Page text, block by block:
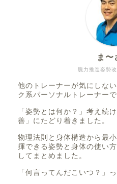
脱力推進姿勢
ま〜
他のトレーナーが気にしな
ク系パーソナルトレーナーで
「姿勢とは何か？」考え続
善」にたどり着きました。
物理法則と身体構造から最
揮できる姿勢と身体の使い
してまとめました。
「何言ってんだこいつ？」